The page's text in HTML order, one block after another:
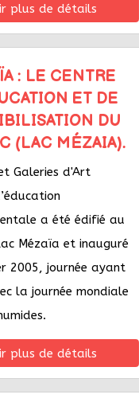
plus de détails
: LE CENTRE
ET DE
DU
(LAC MÉZAIA).
Galeries d'Art
a été édifié au
Mézaïa et inauguré
2005, journée ayant
la journée mondiale
plus de détails